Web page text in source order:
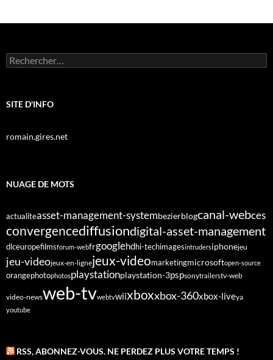
Rechercher :
SITE D'INFO
romain.gires.net
NUAGE DE MOTS
actualiteasset-management-systembezierblogcanal-webces
convergencediffusiondigital-asset-management
dlceuropefilmsforum-webfrgooglehdhi-techimagesintrudersiphonejeu
jeu-videojeux-en-lignejeux-videomarketingmicrosoftopen-source
orangephotophotosplaystationplaystation-3pspsonytrailerstv-web
video-newsweb-tvwebtvwiixboxxbox-360xbox-liveya
youtube
RSS, ABONNEZ-VOUS. NE PERDEZ PLUS VOTRE TEMPS !